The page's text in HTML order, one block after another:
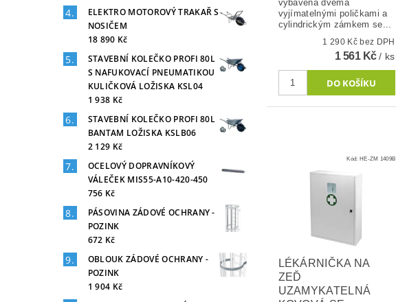
ELEKTRO MOTOROVÝ TRAKAŘ S
NOSIČEM
18 890 Kč
STAVEBNÍ KOLEČKO PROFI 80L
S NAFUKOVACÍ PNEUMATIKOU
KULIČKOVÁ LOŽISKA KSL04
1 938 Kč
STAVEBNÍ KOLEČKO PROFI 80L
BANTAM LOŽISKA KSLB06
2 129 Kč
OCELOVÝ DOPRAVNÍKOVÝ
VÁLEČEK MIS55-A10-420-450
756 Kč
PÁSOVINA ZÁDOVÉ OCHRANY -
POZINK
672 Kč
OBLOUK ZÁDOVÉ OCHRANY -
POZINK
1 904 Kč
vybavena dvěma
vyjímatelnými poličkami a
cylindrickým zámkem se...
1 290 Kč bez DPH
1 561 Kč/ ks
Kód: HE-ZM 1409B
LÉKÁRNIČKA NA
ZEĎ
UZAMYKATELNÁ